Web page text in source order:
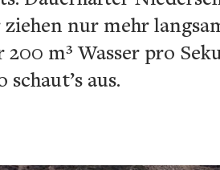
nur mehr
200 m³ Wasser pro
schaut’s aus.